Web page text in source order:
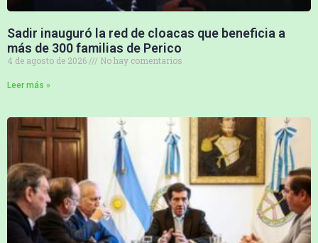
Sadir inauguró la red de cloacas que beneficia a
más de 300 familias de Perico
4 de agosto de 2026 No hay comentarios
Leer más »